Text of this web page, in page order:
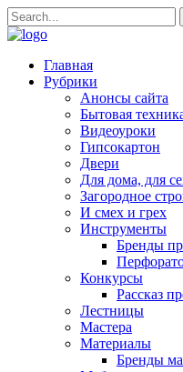
Главная
Рубрики
Анонсы сайта
Бытовая
Видеоуроки
Гипсокартон
Двери
Для дома, для
Загородное
И смех и грех
Инструменты
Бренды
Конкурсы
Рассказ
Лестницы
Мастера
Материалы
Бренды